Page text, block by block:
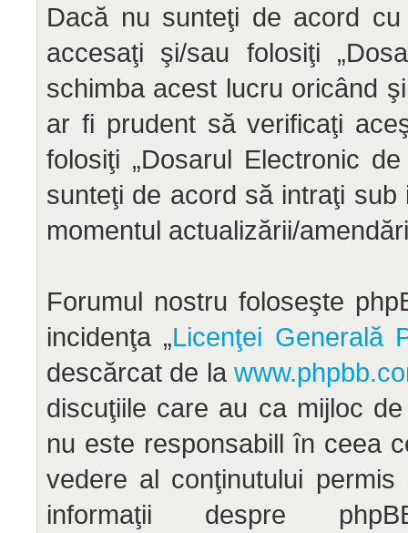
Dacă nu sunteţi de acord
accesaţi şi/sau folosiţi
schimba acest lucru oricând
ar fi prudent să verificaţi
folosiţi „Dosarul Electronic
sunteţi de acord să intraţi
momentul actualizării/
Forumul nostru foloseşte
incidenţa „Licenţei Generală
descărcat de la
discuţiile care au ca mijloc
nu este responsabill în ceea
vedere al conţinutului
informaţii despre